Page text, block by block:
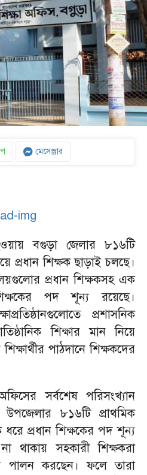
মেসেঞ্জার
বগুড়া জেলার ৮১৬টি
প্রধান শিক্ষক ছাড়াই চলছে।
প্রধান শিক্ষকসহ এক
পদ শূন্য রয়েছে।
প্রশাসনিক
শিক্ষার মান নিয়ে
পাঠদানে শিক্ষকদের
সর্বশেষ পরিসংখ্যান
৮১৬টি প্রাথমিক
প্রধান শিক্ষকের পদ শূন্য
থাকায় সহকারী শিক্ষকরা
পালন করছেন। ফলে তারা